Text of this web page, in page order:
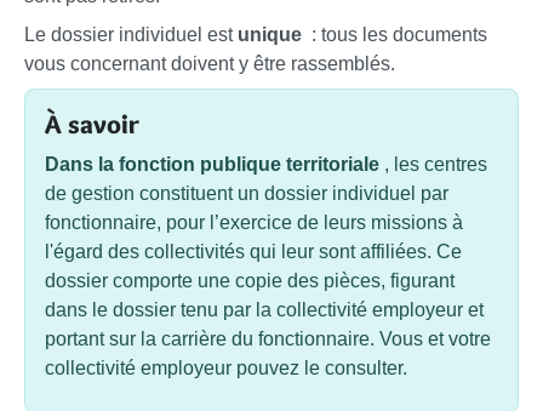
Le dossier individuel est unique : tous les documents
vous concernant doivent y être rassemblés.
À savoir
Dans la fonction publique territoriale , les centres
de gestion constituent un dossier individuel par
fonctionnaire, pour l’exercice de leurs missions à
l'égard des collectivités qui leur sont affiliées. Ce
dossier comporte une copie des pièces, figurant
dans le dossier tenu par la collectivité employeur et
portant sur la carrière du fonctionnaire. Vous et votre
collectivité employeur pouvez le consulter.